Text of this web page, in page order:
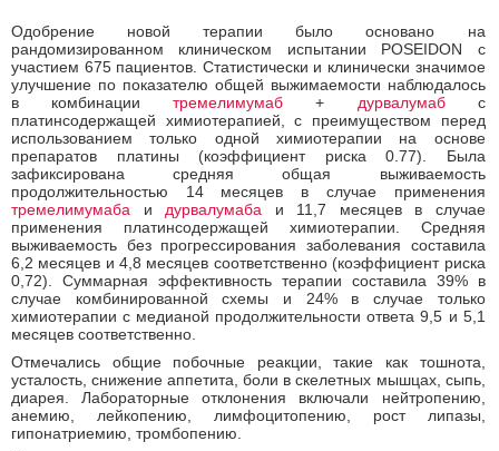
Одобрение новой терапии было основано на
рандомизированном клиническом испытании POSEIDON с
участием 675 пациентов. Статистически и клинически значимое
улучшение по показателю общей выжимаемости наблюдалось
в комбинациитремелимумаб + дурвалумабс
платинсодержащей химиотерапией, с преимуществом перед
использованием только одной химиотерапии на основе
препаратов платины (коэффициент риска 0.77). Была
зафиксирована средняя общая выживаемость
продолжительностью 14 месяцев в случае применения
тремелимумаба идурвалумаба и 11,7 месяцев в случае
применения платинсодержащей химиотерапии. Средняя
выживаемость без прогрессирования заболевания составила
6,2 месяцев и 4,8 месяцев соответственно (коэффициент риска
0,72). Суммарная эффективность терапии составила 39% в
случае комбинированной схемы и 24% в случае только
химиотерапии с медианой продолжительности ответа 9,5 и 5,1
месяцев соответственно.
Отмечались общие побочные реакции, такие как тошнота,
усталость, снижение аппетита, боли в скелетных мышцах, сыпь,
диарея. Лабораторные отклонения включали нейтропению,
анемию, лейкопению, лимфоцитопению, рост липазы,
гипонатриемию, тромбопению.